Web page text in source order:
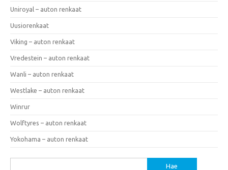
Uniroyal – auton renkaat
Uusiorenkaat
Viking – auton renkaat
Vredestein – auton renkaat
Wanli – auton renkaat
Westlake – auton renkaat
Winrur
Wolftyres – auton renkaat
Yokohama – auton renkaat